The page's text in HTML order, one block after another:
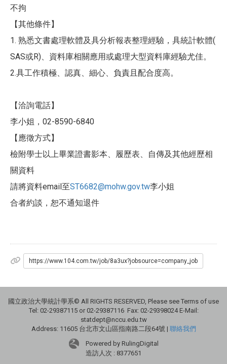
不拘
【其他條件】
1. 熟悉文書處理軟體及具分析報表整理經驗，具統計軟體(
SAS或R)、資料庫相關應用或處理大型資料庫經驗尤佳。
2.具工作積極、認真、細心、負責且配合度高。
【洽詢電話】
李小姐，02-8590-6840
【應徵方式】
檢附學士以上畢業證書影本、履歷表、自傳及其他經歷相
關資料
請將資料email至ST6682@mohw.gov.tw李小姐
合者約談，恕不通知退件
https://www.104.com.tw/job/8a3ux?jobsource=company_job
國立政治大學統計學系© All RIGHTS RESERVED, Please see Terms of use
Tel: 02-29387115 or 02-29387116 Fax: 02-29398024 E-Mail:
statdept@nccu.edu.tw
Address: 11605 台北市文山區指南路二段64號 | 聯絡我們
Powered by RulingDigital
造訪人次 : 8377651